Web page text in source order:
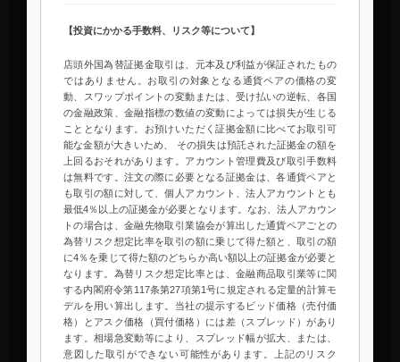
【投資にかかる手数料、リスク等について】
店頭外国為替証拠金取引は、元本及び利益が保証されたもの
ではありません。お取引の対象となる通貨ペアの価格の変
動、スワップポイントの変動または、受け払いの逆転、各国
の金融政策、金融指標の数値の変動によっては損失が生じる
こととなります。お預けいただく証拠金額に比べてお取引可
能な金額が大きいため、 その損失は預託された証拠金の額を
上回るおそれがあります。アカウント管理費及び取引手数料
は無料です。注文の際に必要となる証拠金は、各通貨ペアと
も取引の額に対して、個人アカウント、法人アカウントとも
最低4％以上の証拠金が必要となります。なお、法人アカウン
トの場合は、金融先物取引業協会が算出した通貨ペアごとの
為替リスク想定比率を取引の額に乗じて得た額と、取引の額
に4％を乗じて得た額のどちらか高い額以上の証拠金が必要と
なります。為替リスク想定比率とは、金融商品取引業等に関
する内閣府令第117条第27項第1号に規定される定量的計算モ
デルを用い算出します。当社の提示するビッド価格（売付価
格）とアスク価格（買付価格）には差（スプレッド）があり
ます。相場急変動等により、スプレッド幅が拡大、または、
意図した取引ができない可能性があります。上記のリスク